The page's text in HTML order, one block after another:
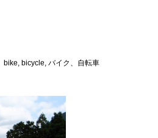
bike, bicycle, バイク、自転車